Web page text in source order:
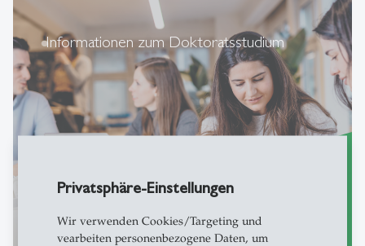
Privatsphäre-Einstellungen
Wir verwenden Cookies/Targeting und
vearbeiten personenbezogene Daten, um
Informationen zum Doktoratsstudium
east Mehr erfahren